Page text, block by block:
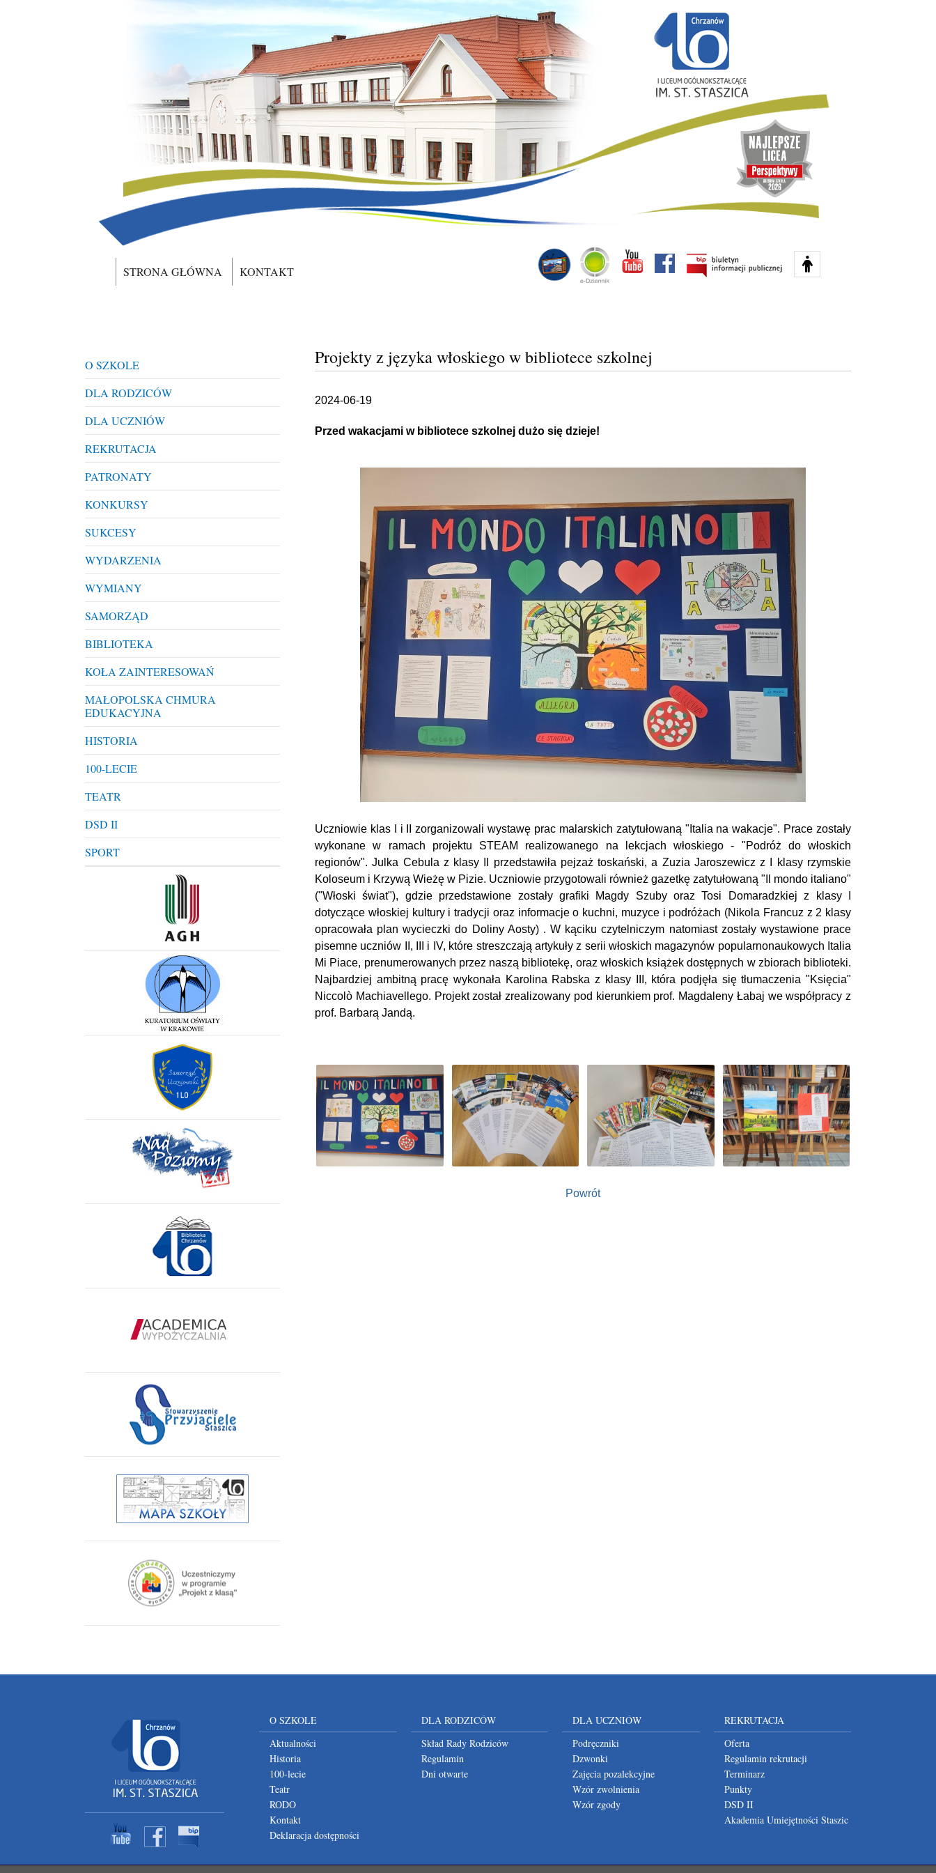
STRONA GŁÓWNA KONTAKT
Projekty z języka włoskiego w bibliotece szkolnej
2024-06-19
Przed wakacjami w bibliotece szkolnej dużo się dzieje!
Uczniowie klas I i II zorganizowali wystawę prac malarskich zatytułowaną "Italia na wakacje". Prace zostały
wykonane w ramach projektu STEAM realizowanego na lekcjach włoskiego - "Podróż do włoskich
regionów". Julka Cebula z klasy II przedstawiła pejzaż toskański, a Zuzia Jaroszewicz z I klasy rzymskie
Koloseum i Krzywą Wieżę w Pizie. Uczniowie przygotowali również gazetkę zatytułowaną "Il mondo italiano"
("Włoski świat"), gdzie przedstawione zostały grafiki Magdy Szuby oraz Tosi Domaradzkiej z klasy I
dotyczące włoskiej kultury i tradycji oraz informacje o kuchni, muzyce i podróżach (Nikola Francuz z 2 klasy
opracowała plan wycieczki do Doliny Aosty) . W kąciku czytelniczym natomiast zostały wystawione prace
pisemne uczniów II, III i IV, które streszczają artykuły z serii włoskich magazynów popularnonaukowych Italia
Mi Piace, prenumerowanych przez naszą bibliotekę, oraz włoskich książek dostępnych w zbiorach biblioteki.
Najbardziej ambitną pracę wykonała Karolina Rabska z klasy III, która podjęła się tłumaczenia "Księcia"
Niccolò Machiavellego. Projekt został zrealizowany pod kierunkiem prof. Magdaleny Łabaj we współpracy z
prof. Barbarą Jandą.
Powrót
O SZKOLE
DLA RODZICÓW
DLA UCZNIÓW
REKRUTACJA
PATRONATY
KONKURSY
SUKCESY
WYDARZENIA
WYMIANY
SAMORZĄD
BIBLIOTEKA
KOŁA ZAINTERESOWAŃ
MAŁOPOLSKA CHMURA
EDUKACYJNA
HISTORIA
100-LECIE
TEATR
DSD II
SPORT
O SZKOLE
Aktualności
Historia
100-lecie
Teatr
RODO
Kontakt
Deklaracja dostępności
DLA RODZICÓW
Skład Rady Rodziców
Regulamin
Dni otwarte
DLA UCZNIÓW
Podręczniki
Dzwonki
Zajęcia pozalekcyjne
Wzór zwolnienia
Wzór zgody
REKRUTACJA
Oferta
Regulamin rekrutacji
Terminarz
Punkty
DSD II
Akademia Umiejętności Staszic